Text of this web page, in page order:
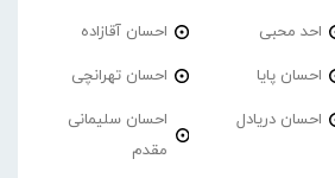
احد محبی احسان آقازاده
احسان پایا احسان تهرانچی
احسان دریادل
احسان سلیمانی
مقدم